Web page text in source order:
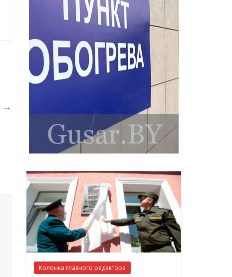
→
Колонка главного редактора